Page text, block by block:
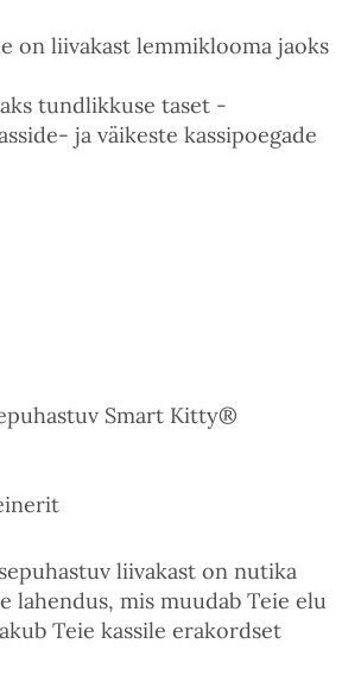
on liivakast lemmiklooma jaoks
tundlikkuse taset -
ja väikeste kassipoegade
Smart Kitty®
liivakast on nutika
lahendus, mis muudab Teie elu
Teie kassile erakordset